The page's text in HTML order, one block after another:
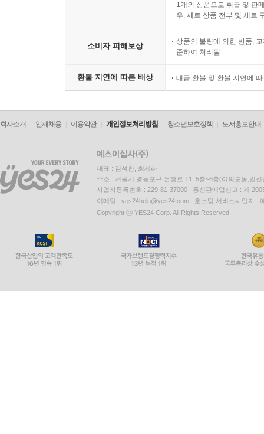
1개의 상품으로 취급 및 판
우, 세트 상품 전부 및 세트
소비자 피해보상
상품의 불량에 의한 반품,
준하여 처리됨
환불 지연에 따른 배상 대금 환불 및 환불 지연에
회사소개 인재채용 이용약관 개인정보처리방침 청소년보호정책 도서홍보안내
대표 : 김석환, 최세라
주소 : 서울시 영등포구 은행로 11, 5층~6층(여의도동,일신
사업자등록번호 : 229-81-37000 통신판매업신고 : 제
이메일 : yes24help@yes24.com 호스팅 서비스사업자 :
Copyright ⓒ YES24 Corp. All Rights Reserved.